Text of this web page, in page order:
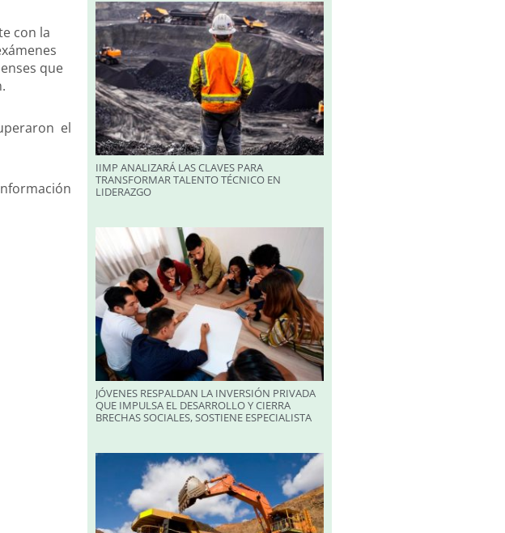
con la
que
el
IIMP ANALIZARÁ LAS CLAVES PARA
TRANSFORMAR TALENTO TÉCNICO EN
LIDERAZGO
JÓVENES RESPALDAN LA INVERSIÓN PRIVADA
QUE IMPULSA EL DESARROLLO Y CIERRA
BRECHAS SOCIALES, SOSTIENE ESPECIALISTA